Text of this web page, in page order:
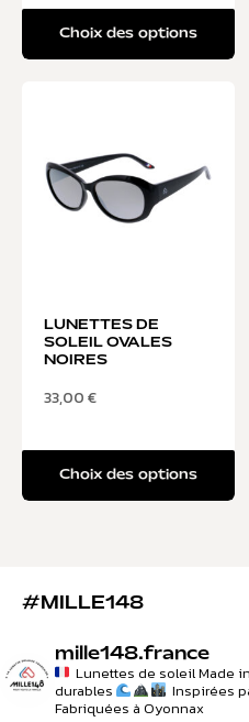
Choix des options
LUNETTES DE
SOLEIL OVALES
NOIRES
33,00€
Choix des options
#MILLE148
mille148.france
Lunettes de soleil Made
durables
Inspirées
Fabriquées à Oyonnax